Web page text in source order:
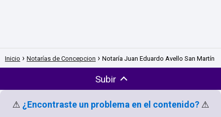
Inicio Notarías de Concepcion Notaría Juan Eduardo Avello San Martín
Subir
⚠ ¿Encontraste un problema en el contenido? ⚠